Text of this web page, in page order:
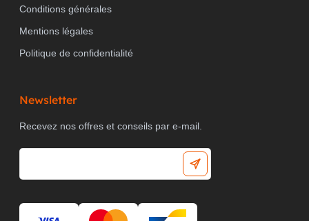
Conditions générales
Mentions légales
Politique de confidentialité
Newsletter
Recevez nos offres et conseils par e-mail.